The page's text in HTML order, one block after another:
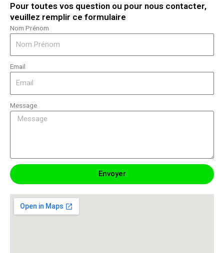
Pour toutes vos question ou pour nous contacter,
veuillez remplir ce formulaire
Nom Prénom
Email
Message
Envoyer